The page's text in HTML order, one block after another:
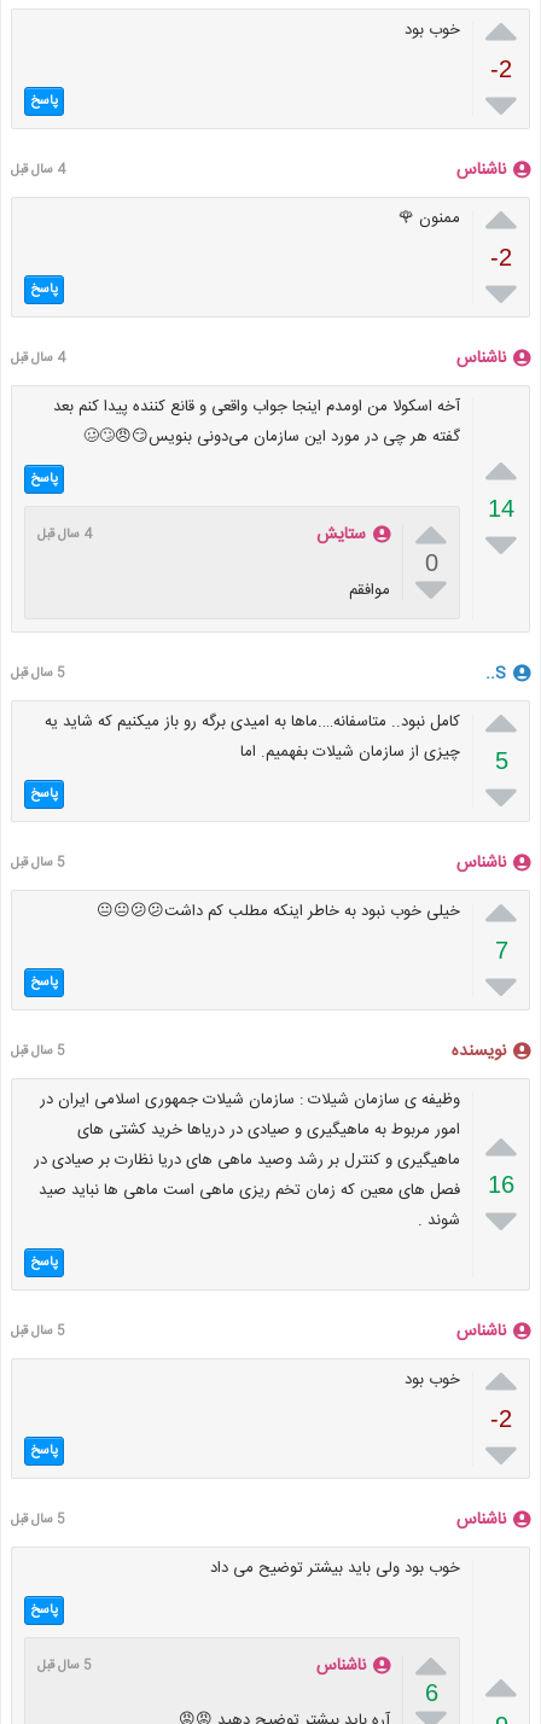

-2

خوب بود
پاسخ
ناشناس 4 سال قبل

-2

ممنون 🌹
پاسخ
ناشناس 4 سال قبل

14

آخه اسکولا من اومدم اینجا جواب واقعی و قانع کننده پیدا کنم بعد
گفته هر چی در مورد این سازمان می‌دونی بنویس😏😠🙄🥴
پاسخ

0

ستایش 4 سال قبل
موافقم
S.. 5 سال قبل

5

کامل نبود.. متاسفانه….ماها به امیدی برگه رو باز میکنیم که شاید یه
چیزی از سازمان شیلات بفهمیم. اما
پاسخ
ناشناس 5 سال قبل

7

خیلی خوب نبود به خاطر اینکه مطلب کم داشت😕😕😐😐
پاسخ
نویسنده 5 سال قبل

16

وظیفه ی سازمان شیلات : سازمان شیلات جمهوری اسلامی ایران در
امور مربوط به ماهیگیری و صیادی در دریاها خرید کشتی های
ماهیگیری و کنترل بر رشد وصيد ماهی های دریا نظارت بر صیادی در
فصل های معین که زمان تخم ریزی ماهی است ماهی ها نباید صید
شوند .
پاسخ
ناشناس 5 سال قبل

-2

خوب بود
پاسخ
ناشناس 5 سال قبل

خوب بود ولی باید بیشتر توضیح می داد
پاسخ

6
ناشناس 5 سال قبل